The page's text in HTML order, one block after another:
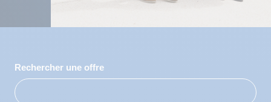
Rechercher une offre